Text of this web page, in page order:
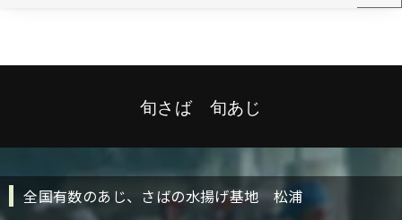
旬さば 旬あじ
全国有数のあじ、さばの水揚げ基地 松浦